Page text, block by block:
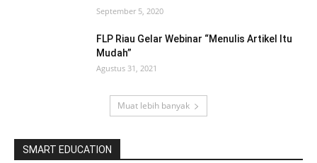
September 5, 2020
FLP Riau Gelar Webinar “Menulis Artikel Itu
Mudah”
Agustus 31, 2021
Muat lebih banyak
SMART EDUCATION